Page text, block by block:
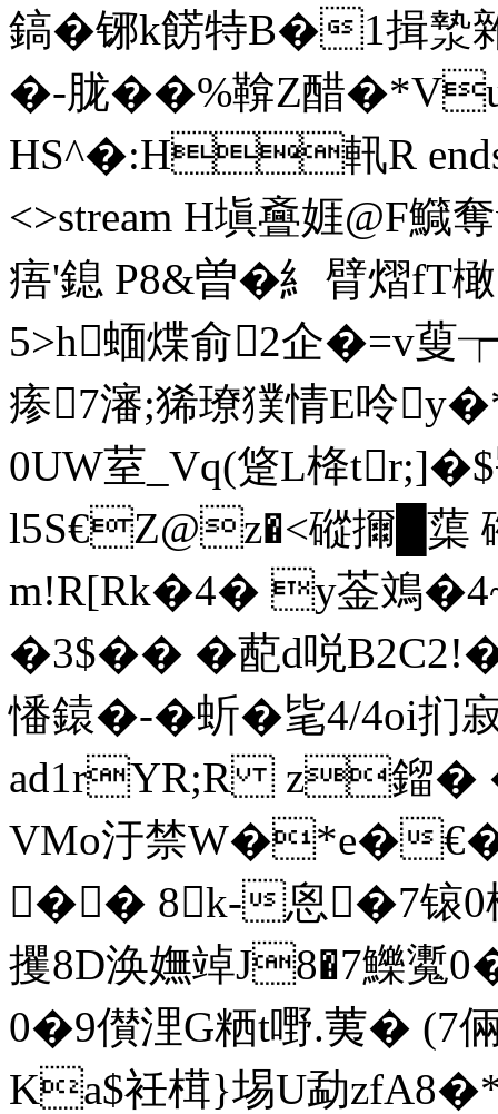
鎬�铘k餝特B�1揖
�-胧��%鞥Z醋
HS^�:H軐R
<>stream H塡斖娾@F鱵
痦'鎴 P8&曽�糹臂熠fT
5>h蝒煠俞2企�=v蓃
瘆7瀋;狶璙獛情E呤
0UW荎_Vq(跾L栙tr;]�$
l5S€Z@z�<磫擟 █蕖
m!R[Rk�4� y菳鳼
�3$�� � 蓜d哾
憣鎱�-� 蚚�毞4/4oi扪
ad1rYR;R z鎦�
VMo汙禁W�*e�
�� 8k-恖�7
攫8D涣嫵竨J8�7鱳魙
0�9儧浬G粞t嘢.荑�
Ka$衽榵}埸U勐